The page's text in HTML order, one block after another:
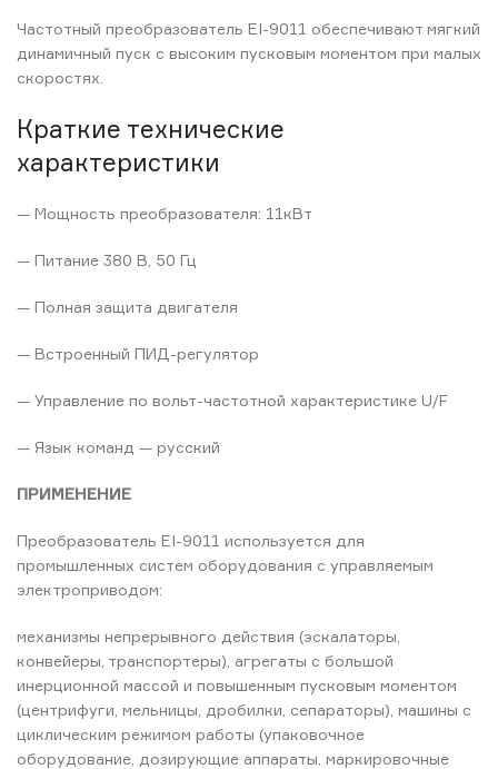
Частотный преобразователь EI-9011 обеспечивают мягкий
динамичный пуск с высоким пусковым моментом при малых
скоростях.
Краткие технические
характеристики
— Мощность преобразователя: 11кВт
— Питание 380 В, 50 Гц
— Полная защита двигателя
— Встроенный ПИД-регулятор
— Управление по вольт-частотной характеристике U/F
— Язык команд — русский
ПРИМЕНЕНИЕ
Преобразователь EI-9011 используется для
промышленных систем оборудования с управляемым
электроприводом:
механизмы непрерывного действия (эскалаторы,
конвейеры, транспортеры), агрегаты с большой
инерционной массой и повышенным пусковым моментом
(центрифуги, мельницы, дробилки, сепараторы), машины с
циклическим режимом работы (упаковочное
оборудование, дозирующие аппараты, маркировочные